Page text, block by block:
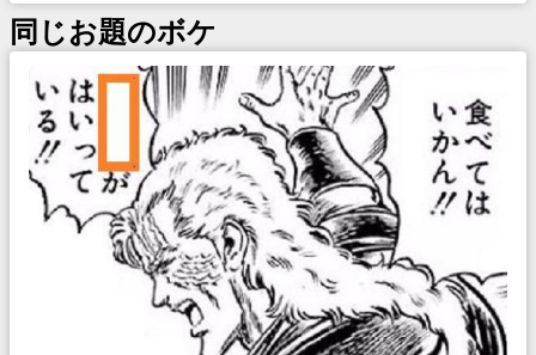
同じお題のボケ